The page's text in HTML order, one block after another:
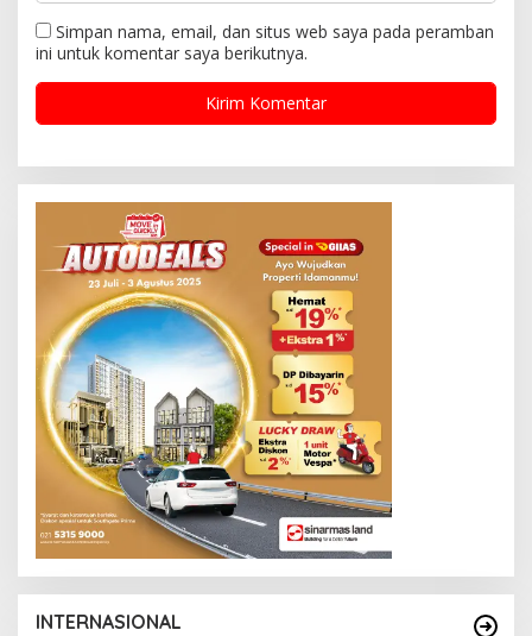
Simpan nama, email, dan situs web saya pada peramban
ini untuk komentar saya berikutnya.
INTERNASIONAL